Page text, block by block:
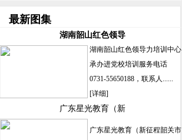
最新图集
湖南韶山红色领导
湖南韶山红色领导力培训中心
承办进党校培训服务电话
0731-55650188，联系人......
[详细]
广东星光教育（新
广东星光教育（新征程韶关市